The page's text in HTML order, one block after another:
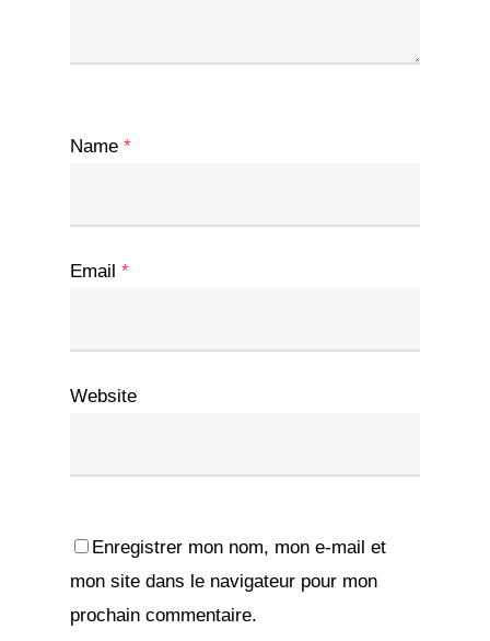
Name *
Email *
Website
Enregistrer mon nom, mon e-mail et
mon site dans le navigateur pour mon
prochain commentaire.